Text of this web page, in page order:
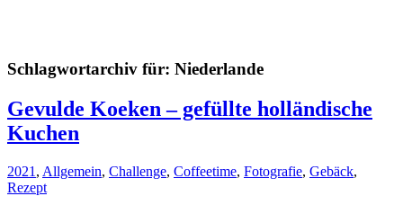
Schlagwortarchiv für: Niederlande
Gevulde Koeken – gefüllte holländische
Kuchen
2021 , Allgemein, Challenge, Coffeetime, Fotografie, Gebäck,
Rezept